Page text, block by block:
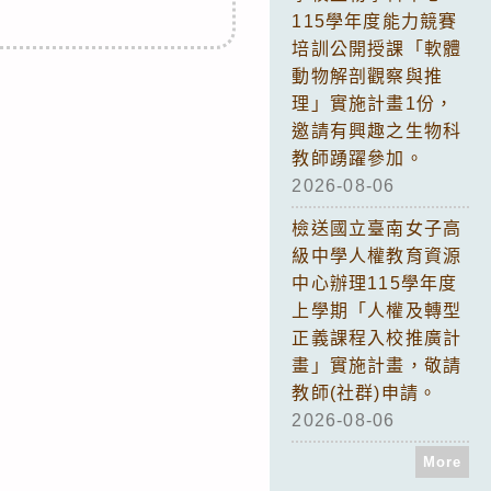
115學年度能力競賽
培訓公開授課「軟體
動物解剖觀察與推
理」實施計畫1份，
邀請有興趣之生物科
教師踴躍參加。
2026-08-06
檢送國立臺南女子高
級中學人權教育資源
中心辦理115學年度
上學期「人權及轉型
正義課程入校推廣計
畫」實施計畫，敬請
教師(社群)申請。
2026-08-06
More